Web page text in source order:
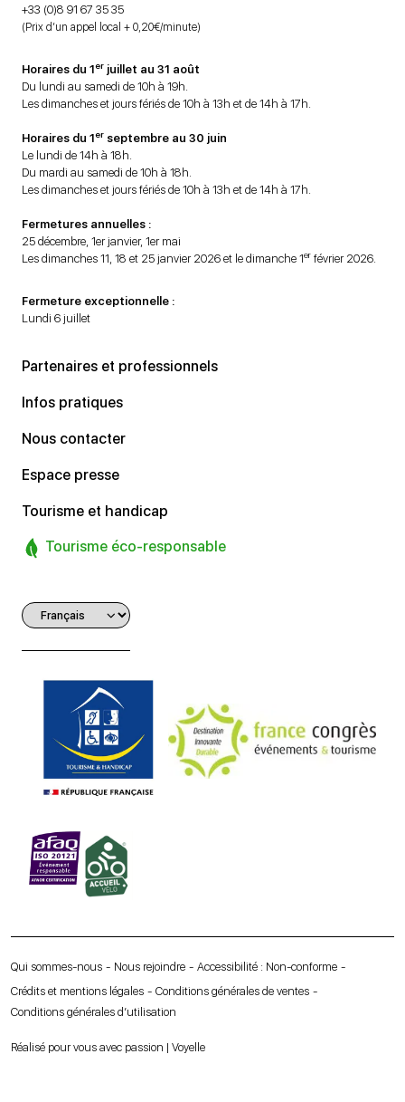
+33 (0)8 91 67 35 35
(Prix d’un appel local + 0,20€/minute)
Horaires du 1er juillet au 31 août
Du lundi au samedi de 10h à 19h.
Les dimanches et jours fériés de 10h à 13h et de 14h à 17h.
Horaires du 1er septembre au 30 juin
Le lundi de 14h à 18h.
Du mardi au samedi de 10h à 18h.
Les dimanches et jours fériés de 10h à 13h et de 14h à 17h.
Fermetures annuelles :
25 décembre, 1er janvier, 1er mai
Les dimanches 11, 18 et 25 janvier 2026 et le dimanche 1er février 2026.
Fermeture exceptionnelle :
Lundi 6 juillet
Partenaires et professionnels
Infos pratiques
Nous contacter
Espace presse
Tourisme et handicap
Tourisme éco-responsable
Qui sommes-nous Nous rejoindre
Accessibilité : Non-conforme
Crédits et mentions légales
Conditions générales de ventes
Conditions générales d’utilisation
Réalisé pour vous avec passion | Voyelle